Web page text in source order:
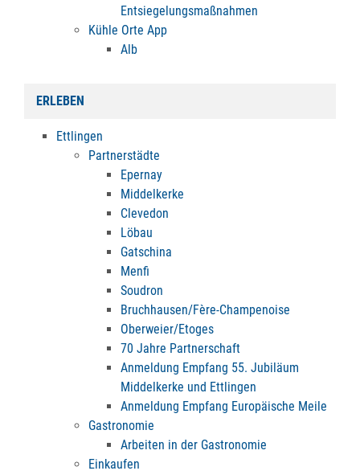
Entsiegelungsmaßnahmen
Kühle Orte App
Alb
ERLEBEN
Ettlingen
Partnerstädte
Epernay
Middelkerke
Clevedon
Löbau
Gatschina
Menfi
Soudron
Bruchhausen/Fère-Champenoise
Oberweier/Etoges
70 Jahre Partnerschaft
Anmeldung Empfang 55. Jubiläum
Middelkerke und Ettlingen
Anmeldung Empfang Europäische Meile
Gastronomie
Arbeiten in der Gastronomie
Einkaufen